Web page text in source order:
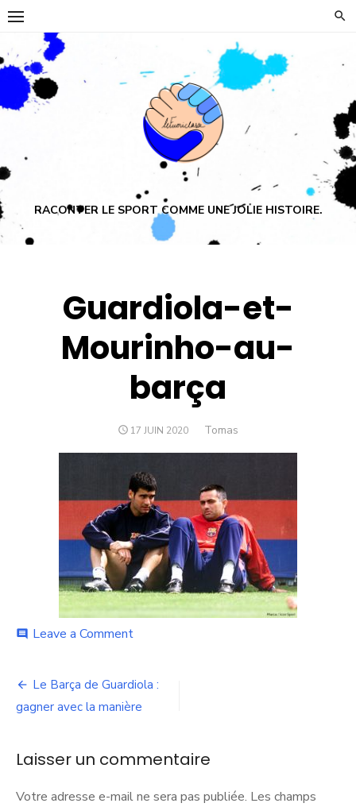
Skip
content
RACONTER LE SPORT COMME UNE JOLIE HISTOIRE.
Guardiola-et-
Mourinho-au-
barça
POSTED
17 JUIN 2020 Author
Tomas
comment Leave a Commenton
Mourinho-
barça
Navigation
de
Le Barça de Guardiola :
gagner avec la manière
Laisser un commentaire
Votre adresse e-mail ne sera pas publiée. Les champs